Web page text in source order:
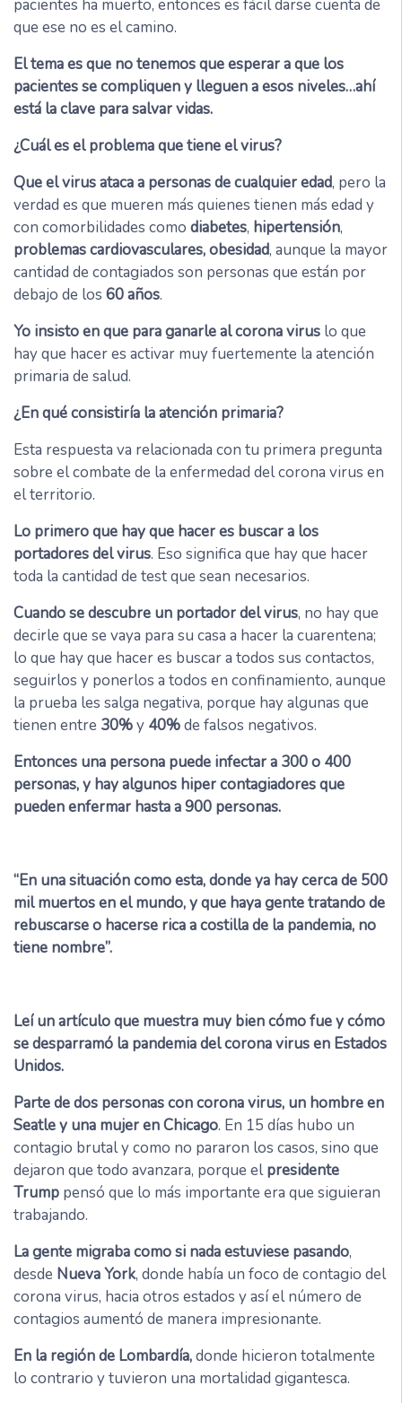
pacientes ha muerto, entonces es fácil darse cuenta de
que ese no es el camino.
El tema es que no tenemos que esperar a que los
pacientes se compliquen y lleguen a esos niveles…ahí
está la clave para salvar vidas.
¿Cuál es el problema que tiene el virus?
Que el virus ataca a personas de cualquier edad, pero la
verdad es que mueren más quienes tienen más edad y
con comorbilidades como diabetes, hipertensión,
problemas cardiovasculares, obesidad, aunque la mayor
cantidad de contagiados son personas que están por
debajo de los 60 años.
Yo insisto en que para ganarle al corona virus lo que
hay que hacer es activar muy fuertemente la atención
primaria de salud.
¿En qué consistiría la atención primaria?
Esta respuesta va relacionada con tu primera pregunta
sobre el combate de la enfermedad del corona virus en
el territorio.
Lo primero que hay que hacer es buscar a los
portadores del virus. Eso significa que hay que hacer
toda la cantidad de test que sean necesarios.
Cuando se descubre un portador del virus, no hay que
decirle que se vaya para su casa a hacer la cuarentena;
lo que hay que hacer es buscar a todos sus contactos,
seguirlos y ponerlos a todos en confinamiento, aunque
la prueba les salga negativa, porque hay algunas que
tienen entre 30%y 40%de falsos negativos.
Entonces una persona puede infectar a 300 o 400
personas, y hay algunos hiper contagiadores que
pueden enfermar hasta a 900 personas.
“En una situación como esta, donde ya hay cerca de 500
mil muertos en el mundo, y que haya gente tratando de
rebuscarse o hacerse rica a costilla de la pandemia, no
tiene nombre”.
Leí un artículo que muestra muy bien cómo fue y cómo
se desparramó la pandemia del corona virus en Estados
Unidos.
Parte de dos personas con corona virus, un hombre en
Seatle y una mujer en Chicago. En 15 días hubo un
contagio brutal y como no pararon los casos, sino que
dejaron que todo avanzara, porque elpresidente
Trump pensó que lo más importante era que siguieran
trabajando.
La gente migraba como si nada estuviese pasando,
desde Nueva York, donde había un foco de contagio del
corona virus, hacia otros estados y así el número de
contagios aumentó de manera impresionante.
En la región de Lombardía,donde hicieron totalmente
lo contrario y tuvieron una mortalidad gigantesca.